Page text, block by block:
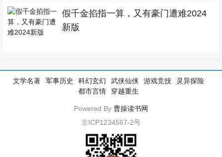
假千金掐指一算，又有豪门遭难2024
新版
文学名著 军事历史 科幻玄幻 武侠仙侠 游戏竞技
灵异探险
都市言情
穿越重生
Powered By 曹操读书网
京ICP1234567-2号